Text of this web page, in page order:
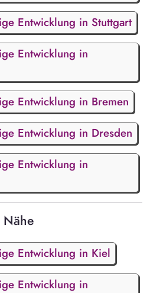
Entwicklung in Stuttgart
Entwicklung in
Entwicklung in Bremen
Entwicklung in Dresden
Entwicklung in
Entwicklung in Kiel
Entwicklung in